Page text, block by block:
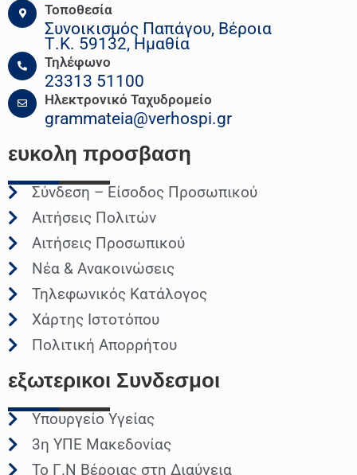
Τοποθεσία
Συνοικισμός Παπάγου, Βέροια
Τ.Κ. 59132, Ημαθία
Τηλέφωνο
23313 51100
Ηλεκτρονικό Ταχυδρομείο
grammateia@verhospi.gr
ευκολη προσβαση
Σύνδεση – Είσοδος Προσωπικού
Αιτήσεις Πολιτών
Αιτήσεις Προσωπικού
Νέα & Ανακοινώσεις
Τηλεφωνικός Κατάλογος
Χάρτης Ιστοτόπου
Πολιτική Απορρήτου
εξωτερικοι Συνδεσμοι
Υπουργείο Υγείας
3η ΥΠΕ Μακεδονίας
Το Γ.Ν Βέροιας στη Διαύγεια